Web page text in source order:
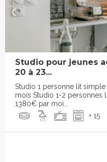
Studio pour jeunes
20 à 23...
Studio 1 personne lit
mois Studio 1-2
1380€ par moi...
+ 15